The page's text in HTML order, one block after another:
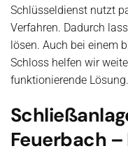
Schlüsseldienst nutzt
Verfahren. Dadurch
lösen. Auch bei einem
Schloss helfen wir
funktionierende Lösung.
Feuerbach –